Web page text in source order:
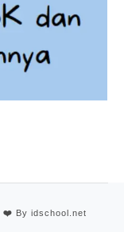
❤️ By idschool.net